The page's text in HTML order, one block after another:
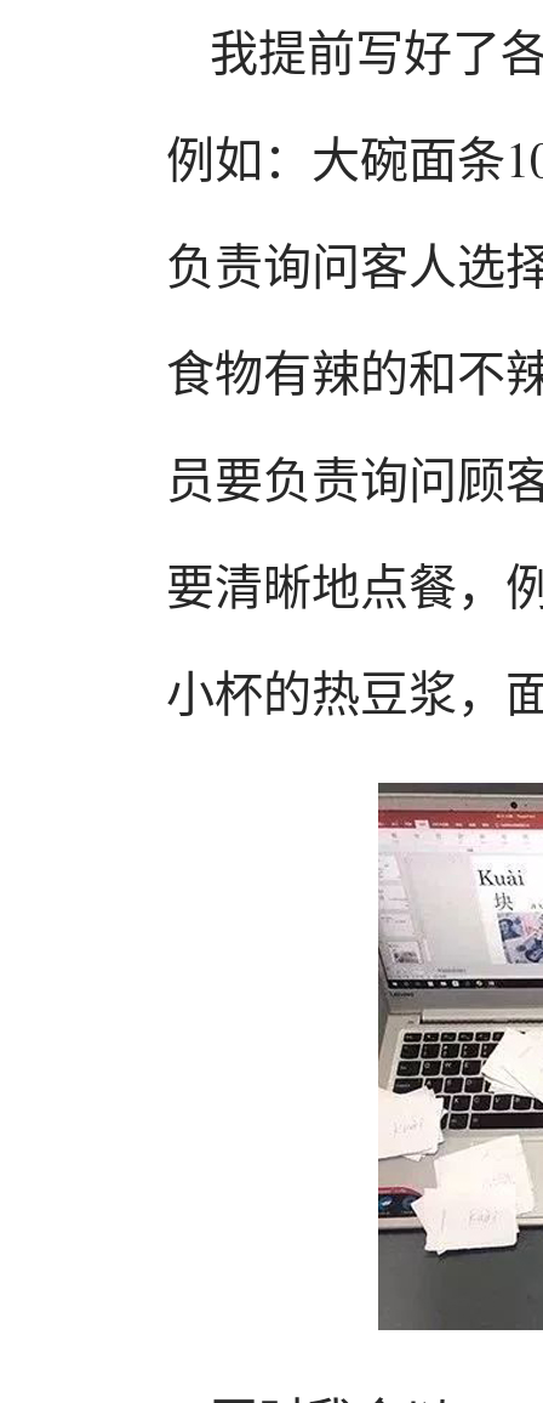
我提前写好了
例如：大碗面条
负责询问客人选
食物有辣的和不
员要负责询问顾
要清晰地点餐，
小杯的热豆浆，